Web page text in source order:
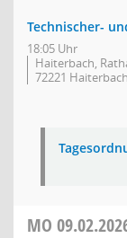
Technischer-
18:05 Uhr
Haiterbach,
72221 Haiterbach
MO